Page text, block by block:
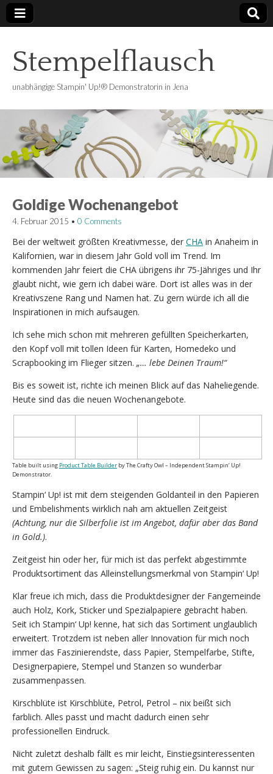
Stempelflausch
unabhängige Stampin' Up!® Demonstratorin in Jena
Goldige Wochenangebot
4. Februar 2015 • 0 Comments
Bei der weltweit größten Kreativmesse, der CHA in Anaheim in
Kalifornien, war in diesem Jahr Gold voll im Trend. Im
kommenden Jahr feiert die CHA übrigens ihr 75-Jähriges und Ihr
glaubt nicht, wie gern ich dabei wäre. Dort ist alles was in der
Kreativszene Rang und Namen hat. Zu gern würde ich all die
Inspirationen in mich aufsaugen.
Ich sehe mich schon mit mehreren gefüllten Speicherkarten,
den Kopf voll mit tollen Ideen für Karten, Homedeko und
Scrapbooking im Flieger sitzen. „… lebe Deinen Traum!“
Bis es soweit ist, richte ich meinen Blick auf das Naheliegende.
Heute sind das die neuen Wochenangebote.
Table built using Product Table Builder by The Crafty Owl – Independent Stampin‘ Up!
Demonstrator.
Stampin‘ Up! ist mit dem steigenden Goldanteil in den Papieren
und Embelishments wirklich nah am aktuellen Zeitgeist
(Achtung, nur die Silberfolie ist im Angebot, dafür aber das Band
in Gold.).
Zeitgeist hin oder her, für mich ist das perfekt abgestimmte
Produktsortiment das Alleinstellungsmerkmal von Stampin‘ Up!
Klar freue ich mich, dass die Produktdesigner der Fangemeinde
auch Holz, Kork, Sticker und Spezialpapiere gebracht haben.
Seit ich Stampin‘ Up! kenne, hat sich das Sortiment unglaublich
erweitert. Trotzdem ist neben aller Innovation für mich noch
immer das Faszinierendste, dass Papier, Stempelfarbe, Stifte,
Designerpapiere, Stempel und Stanzen so wunderbar
zusammenpassen.
Kirschblüte ist Kirschblüte, Petrol, Petrol – nix beißt sich
farblich. Alles passt und macht dadurch einen sehr
professionellen Eindruck.
Nicht zuletzt deshalb fällt es mir leicht, Einstiegsinteressenten
mit gutem Gewissen zu sagen: „Steig ruhig ein. Du kannst nur